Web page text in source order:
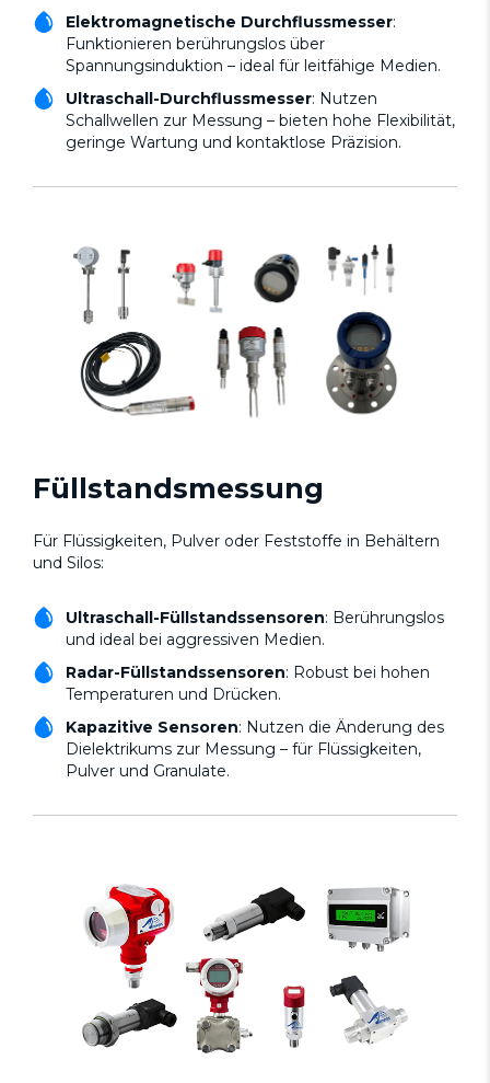
Elektromagnetische Durchflussmesser:
Funktionieren berührungslos über
Spannungsinduktion – ideal für leitfähige Medien.
Ultraschall-Durchflussmesser: Nutzen
Schallwellen zur Messung – bieten hohe Flexibilität,
geringe Wartung und kontaktlose Präzision.
Füllstandsmessung
Für Flüssigkeiten, Pulver oder Feststoffe in Behältern
und Silos:
Ultraschall-Füllstandssensoren: Berührungslos
und ideal bei aggressiven Medien.
Radar-Füllstandssensoren: Robust bei hohen
Temperaturen und Drücken.
Kapazitive Sensoren: Nutzen die Änderung des
Dielektrikums zur Messung – für Flüssigkeiten,
Pulver und Granulate.